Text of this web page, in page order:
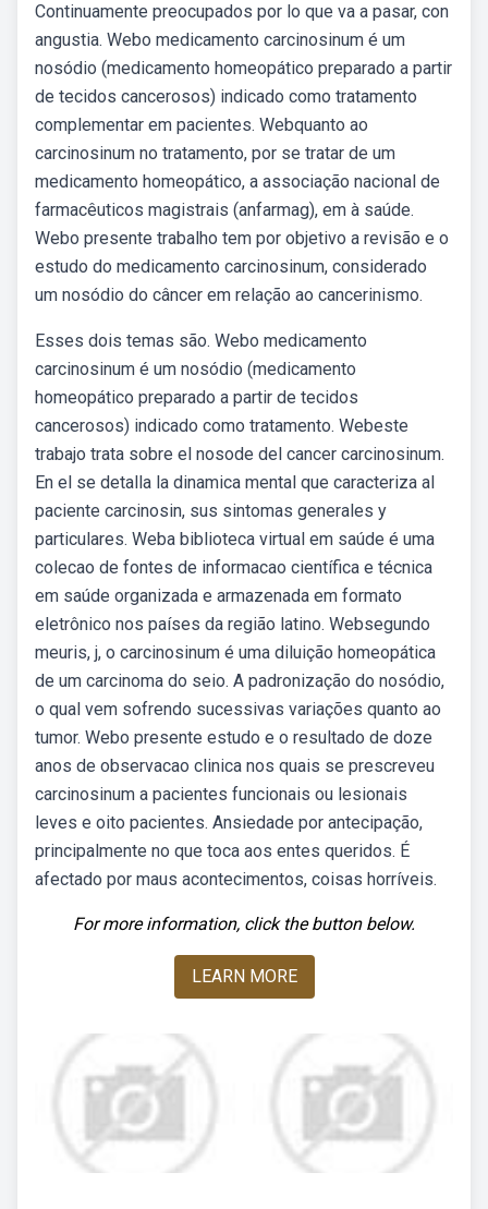
Continuamente preocupados por lo que va a pasar, con
angustia. Webo medicamento carcinosinum é um
nosódio (medicamento homeopático preparado a partir
de tecidos cancerosos) indicado como tratamento
complementar em pacientes. Webquanto ao
carcinosinum no tratamento, por se tratar de um
medicamento homeopático, a associação nacional de
farmacêuticos magistrais (anfarmag), em à saúde.
Webo presente trabalho tem por objetivo a revisão e o
estudo do medicamento carcinosinum, considerado
um nosódio do câncer em relação ao cancerinismo.
Esses dois temas são. Webo medicamento
carcinosinum é um nosódio (medicamento
homeopático preparado a partir de tecidos
cancerosos) indicado como tratamento. Webeste
trabajo trata sobre el nosode del cancer carcinosinum.
En el se detalla la dinamica mental que caracteriza al
paciente carcinosin, sus sintomas generales y
particulares. Weba biblioteca virtual em saúde é uma
colecao de fontes de informacao científica e técnica
em saúde organizada e armazenada em formato
eletrônico nos países da região latino. Websegundo
meuris, j, o carcinosinum é uma diluição homeopática
de um carcinoma do seio. A padronização do nosódio,
o qual vem sofrendo sucessivas variações quanto ao
tumor. Webo presente estudo e o resultado de doze
anos de observacao clinica nos quais se prescreveu
carcinosinum a pacientes funcionais ou lesionais
leves e oito pacientes. Ansiedade por antecipação,
principalmente no que toca aos entes queridos. É
afectado por maus acontecimentos, coisas horríveis.
For more information, click the button below.
LEARN MORE